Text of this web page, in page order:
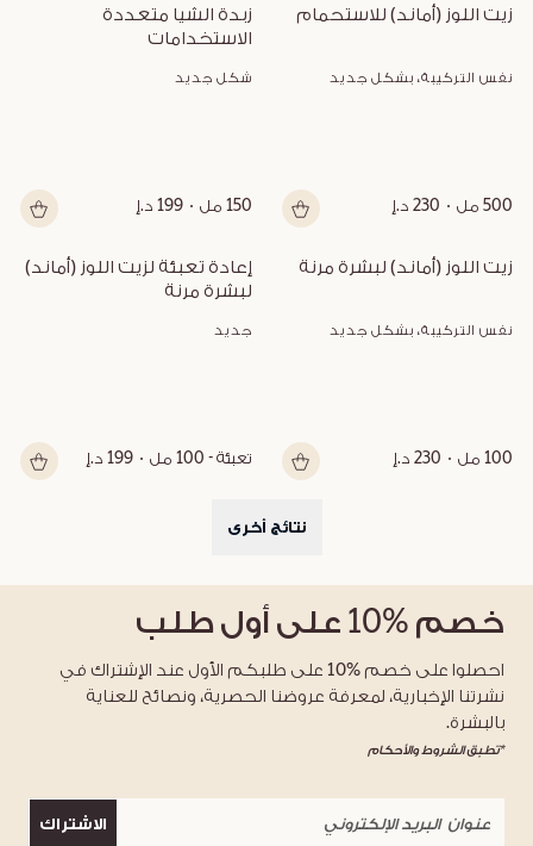
زيت اللوز (أماند) للاستحمام
نفس التركيبة، بشكل جديد
500 مل 230 د.إ
الاستخدامات
شكل جديد
150 مل 199 د.إ
زيت اللوز (أماند) لبشرة مرنة
نفس التركيبة، بشكل جديد
100 مل 230 د.إ
لبشرة مرنة
جديد
تعبئة - 100 مل 199 د.إ
نتائج أخرى
خصم %10 على أول طلب
احصلوا على خصم %10 على طلبكم الأول عند الإشتراك في
نشرتنا الإخبارية، لمعرفة عروضنا الحصرية، ونصائح للعناية
بالبشرة.
*تطبق الشروط والأحكام
الاشتراك